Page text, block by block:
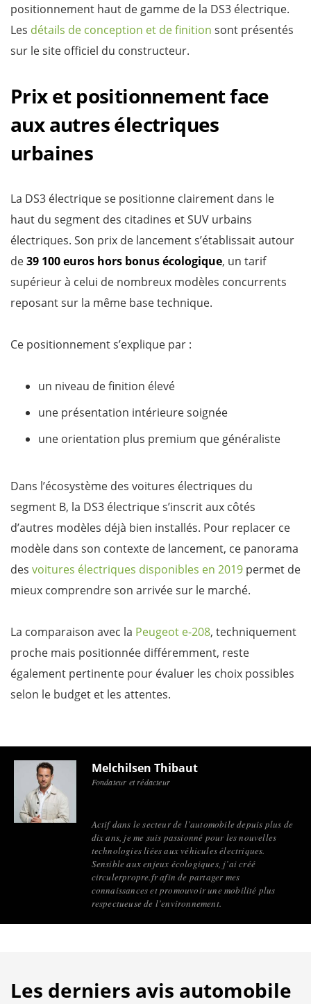
positionnement haut de gamme de la DS3 électrique.
Les détails de conception et de finition sont présentés
sur le site officiel du constructeur.
Prix et positionnement face
aux autres électriques
urbaines
La DS3 électrique se positionne clairement dans le
haut du segment des citadines et SUV urbains
électriques. Son prix de lancement s’établissait autour
de39 100 euros hors bonus écologique, un tarif
supérieur à celui de nombreux modèles concurrents
reposant sur la même base technique.
Ce positionnement s’explique par :
un niveau de finition élevé
une présentation intérieure soignée
une orientation plus premium que généraliste
Dans l’écosystème des voitures électriques du
segment B, la DS3 électrique s’inscrit aux côtés
d’autres modèles déjà bien installés. Pour replacer ce
modèle dans son contexte de lancement, ce panorama
des voitures électriques disponibles en 2019 permet de
mieux comprendre son arrivée sur le marché.
La comparaison avec la Peugeot e-208, techniquement
proche mais positionnée différemment, reste
également pertinente pour évaluer les choix possibles
selon le budget et les attentes.
Melchilsen Thibaut
Fondateur et rédacteur
Actif dans le secteur de l’automobile depuis plus de
dix ans, je me suis passionné pour les nouvelles
technologies liées aux véhicules électriques.
Sensible aux enjeux écologiques, j’ai créé
circulerpropre.fr afin de partager mes
connaissances et promouvoir une mobilité plus
respectueuse de l’environnement.
Les derniers avis automobile